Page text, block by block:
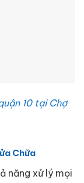
10 tại Chợ
Chữa
năng xử lý mọi